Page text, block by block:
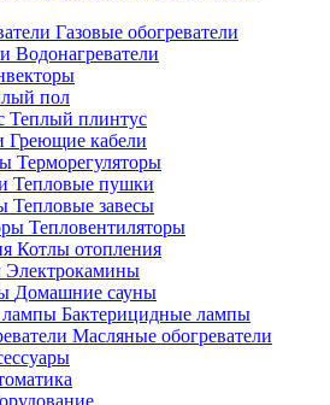
Газовые обогреватели
Водонагреватели
пол
Теплый плинтус
Греющие кабели
Терморегуляторы
Тепловые пушки
Тепловые завесы
Тепловентиляторы
Котлы отопления
Электрокамины
Домашние сауны
Бактерицидные лампы
Масляные обогреватели